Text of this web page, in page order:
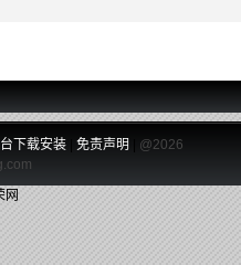
下载安装| 免责声明
@2026
网